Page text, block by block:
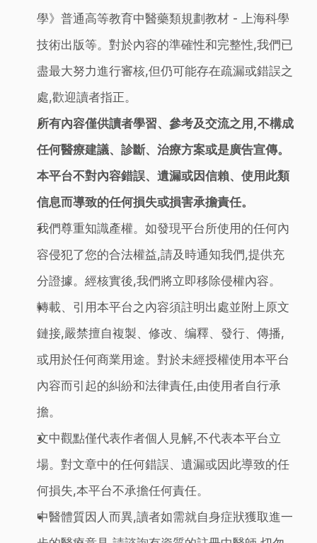
學》普通高等教育中醫藥類規劃教材 - 上海科學
技術出版等。對於內容的準確性和完整性,我們已
盡最大努力進行審核,但仍可能存在疏漏或錯誤之
處,歡迎讀者指正。
所有內容僅供讀者學習、參考及交流之用,不構成
任何醫療建議、診斷、治療方案或是廣告宣傳。
本平台不對內容錯誤、遺漏或因信賴、使用此類
信息而導致的任何損失或損害承擔責任。
我們尊重知識產權。如發現平台所使用的任何內
容侵犯了您的合法權益,請及時通知我們,提供充
分證據。經核實後,我們將立即移除侵權內容。
轉載、引用本平台之內容須註明出處並附上原文
鏈接,嚴禁擅自複製、修改、编釋、發行、傳播,
或用於任何商業用途。對於未經授權使用本平台
內容而引起的糾紛和法律責任,由使用者自行承
擔。
文中觀點僅代表作者個人見解,不代表本平台立
場。對文章中的任何錯誤、遺漏或因此導致的任
何損失,本平台不承擔任何責任。
中醫體質因人而異,讀者如需就自身症狀獲取進一